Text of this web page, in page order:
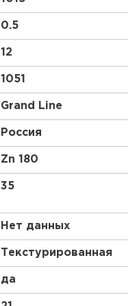
0.5
12
1051
Grand Line
Россия
Zn 180
35
Нет данных
Текстурированная
да